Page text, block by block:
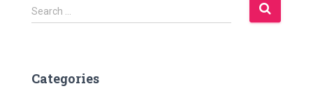
S
e
h
Search …
Categories